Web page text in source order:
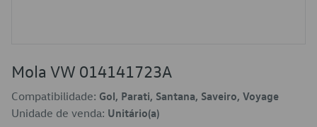
Mola VW 014141723A
Compatibilidade: Gol, Parati, Santana, Saveiro, Voyage
Unidade de venda: Unitário(a)